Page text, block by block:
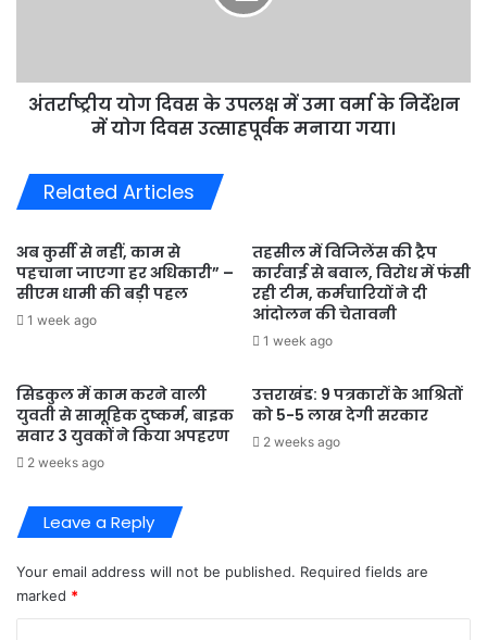
के
निर्देशन
दिवस
उत्साहपूर्वक
अंतर्राष्ट्रीय योग दिवस के उपलक्ष में उमा वर्मा के निर्देशन
में योग दिवस उत्साहपूर्वक मनाया गया।
Related Articles
अब कुर्सी से नहीं, काम से
पहचाना जाएगा हर अधिकारी” –
सीएम धामी की बड़ी पहल
1 week ago
तहसील में विजिलेंस की ट्रैप
कार्रवाई से बवाल, विरोध में फंसी
रही टीम, कर्मचारियों ने दी
आंदोलन की चेतावनी
1 week ago
सिडकुल में काम करने वाली
युवती से सामूहिक दुष्कर्म, बाइक
सवार 3 युवकों ने किया अपहरण
2 weeks ago
उत्तराखंड: 9 पत्रकारों के आश्रितों
को 5-5 लाख देगी सरकार
2 weeks ago
Leave a Reply
Your email address will not be published. Required fields are
marked *